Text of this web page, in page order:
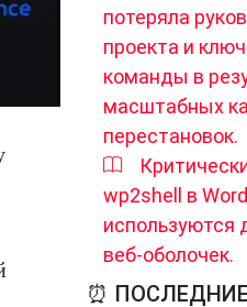
потеряла
проекта и
команды в
масштабных
перестановок.
wp2shell в
используются
веб-оболочек.
⏰